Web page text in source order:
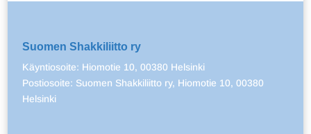
Suomen Shakkiliitto ry
Käyntiosoite: Hiomotie 10, 00380 Helsinki
Postiosoite: Suomen Shakkiliitto ry, Hiomotie 10, 00380
Helsinki